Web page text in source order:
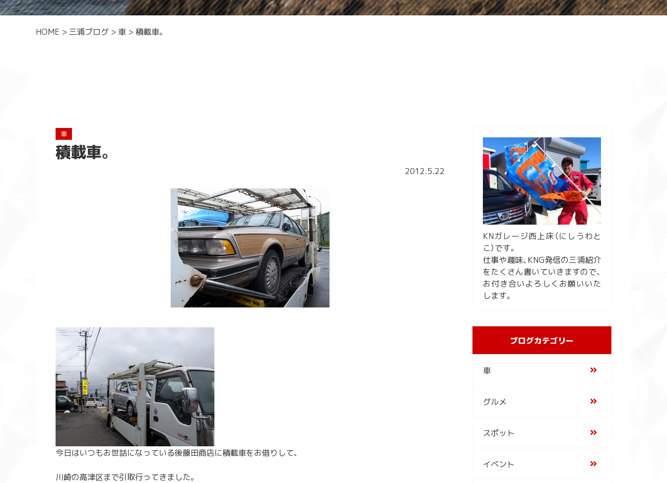
HOME > 三浦ブログ > 車 > 積載車。
車
積載車。
2012.5.22
今日はいつもお世話になっている後藤田商店に積載車をお借りして、
川崎の高津区まで引取行ってきました。
KNガレージ西上床（にしうわと
こ）です。
仕事や趣味、KNG発信の三浦紹介
をたくさん書いていきますので、
お付き合いよろしくお願いいた
します。
ブログカテゴリー
車
グルメ
スポット
イベント